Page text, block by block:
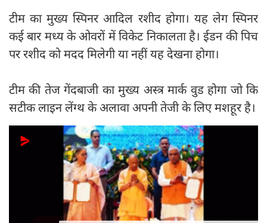
टीम का मुख्य स्पिनर आदिल रशीद होगा। यह लेग स्पिनर
कई बार मध्य के ओवरों में विकेट निकालता है। ईडन की पिच
पर रशीद को मदद मिलेगी या नहीं यह देखना होगा।
टीम की तेज गेंदबाजी का मुख्य अस्त्र मार्क वुड होगा जो कि
सटीक लाइन लेंग्थ के अलावा अपनी तेजी के लिए मशहूर है।